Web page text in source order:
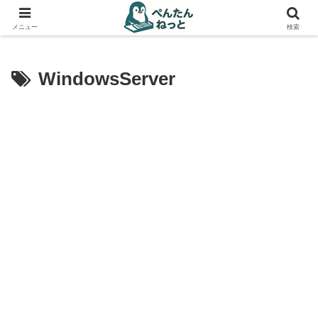
PCやガジェットの備忘録
WindowsServer
メニュー 検索